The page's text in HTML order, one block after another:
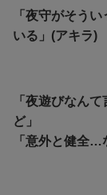
「夜守がそう
いる」(アキラ)
「夜遊びなん
ど」
「意外と健全…